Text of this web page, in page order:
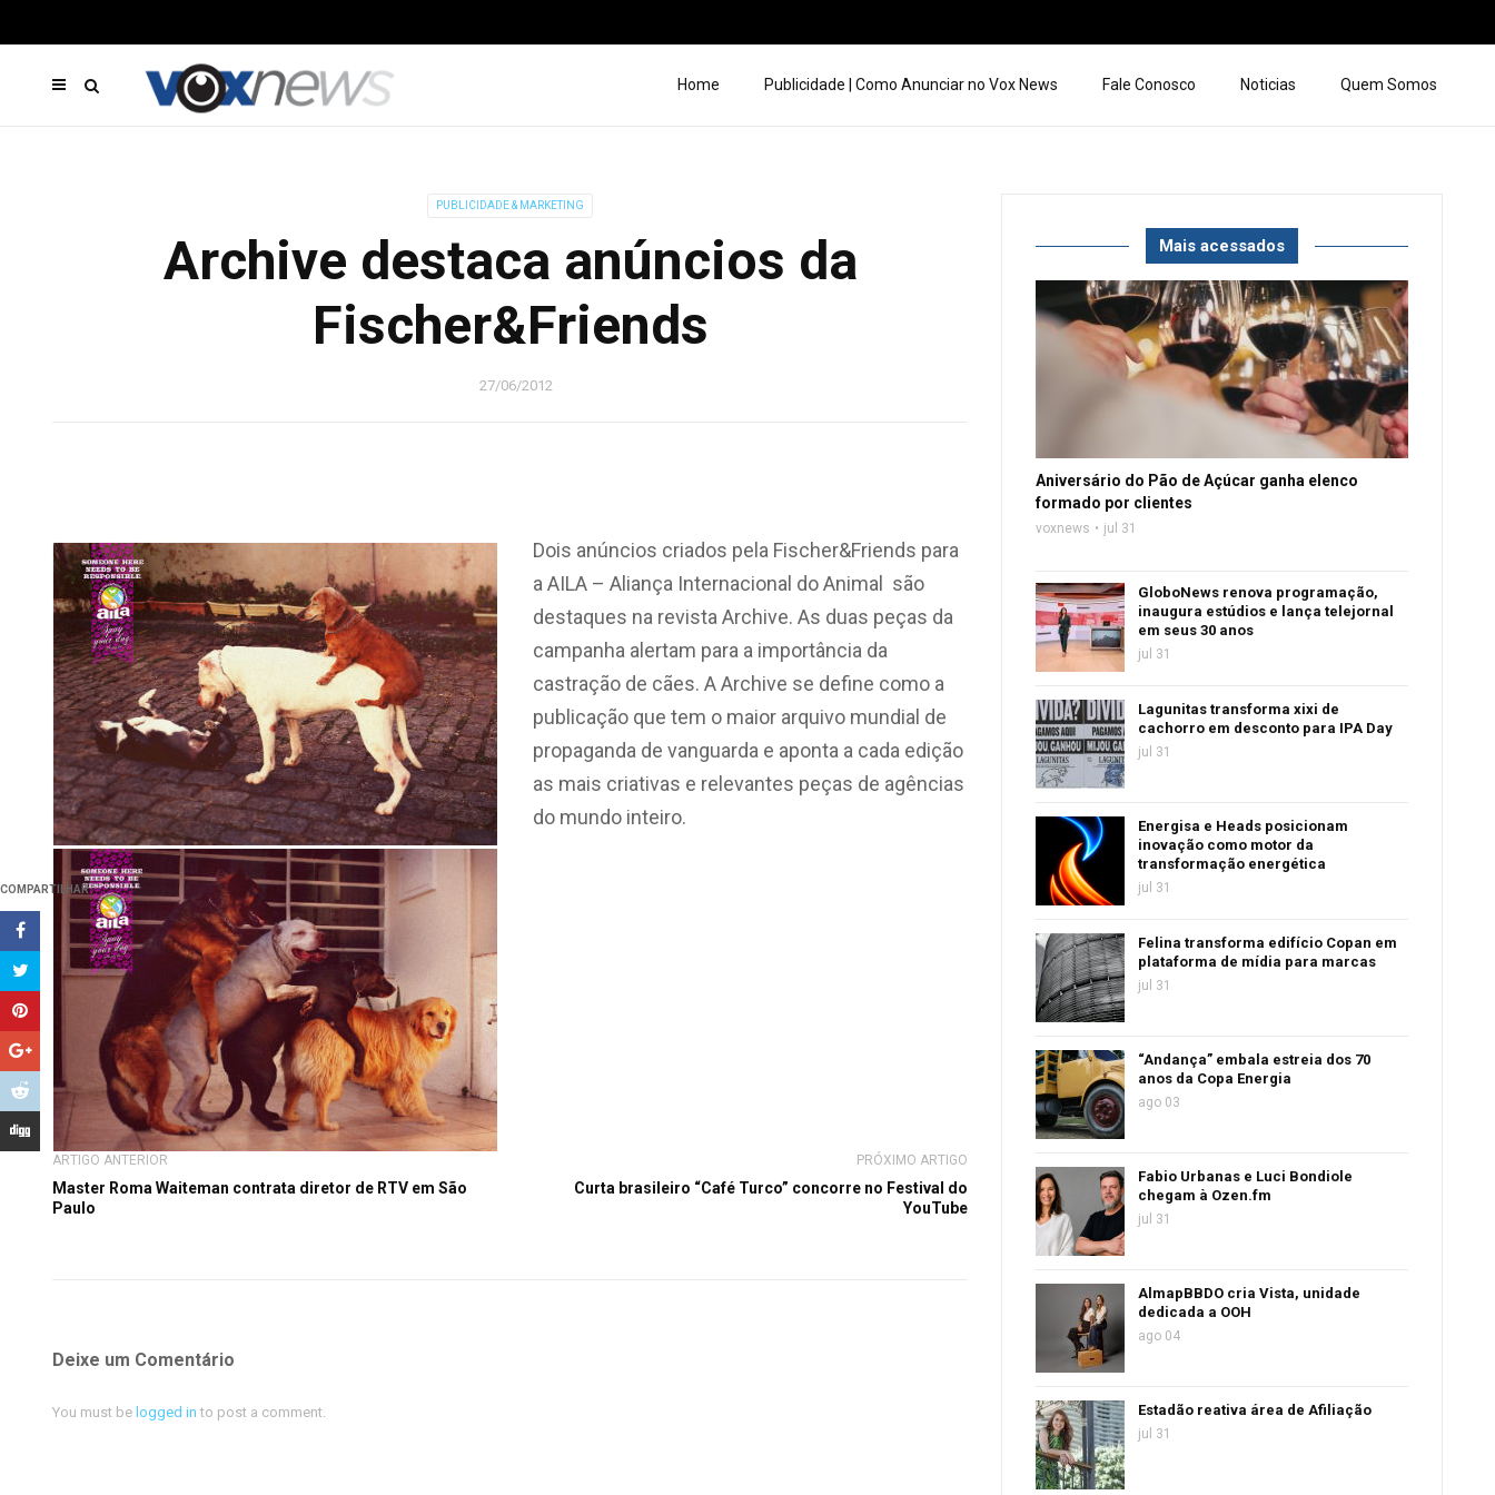
Home Publicidade | Como Anunciar no Vox News Fale Conosco Noticias Quem Somos
PUBLICIDADE & MARKETING
Archive destaca anúncios da
Fischer&Friends
27/06/2012
COMPARTILHAR
Dois anúncios criados pela Fischer&Friends para
a AILA – Aliança Internacional do Animal são
destaques na revista Archive. As duas peças da
campanha alertam para a importância da
castração de cães. A Archive se define como a
publicação que tem o maior arquivo mundial de
propaganda de vanguarda e aponta a cada edição
as mais criativas e relevantes peças de agências
do mundo inteiro.
ARTIGO ANTERIOR
Master Roma Waiteman contrata diretor de RTV em São
Paulo
PRÓXIMO ARTIGO
Curta brasileiro “Café Turco” concorre no Festival do
YouTube
Deixe um Comentário
You must be logged in to post a comment.
Mais acessados
Aniversário do Pão de Açúcar ganha elenco
formado por clientes
voxnews jul 31
GloboNews renova programação,
inaugura estúdios e lança telejornal
em seus 30 anos
jul 31
Lagunitas transforma xixi de
cachorro em desconto para IPA Day
jul 31
Energisa e Heads posicionam
inovação como motor da
transformação energética
jul 31
Felina transforma edifício Copan em
plataforma de mídia para marcas
jul 31
“Andança” embala estreia dos 70
anos da Copa Energia
ago 03
Fabio Urbanas e Luci Bondiole
chegam à Ozen.fm
jul 31
AlmapBBDO cria Vista, unidade
dedicada a OOH
ago 04
Estadão reativa área de Afiliação
jul 31